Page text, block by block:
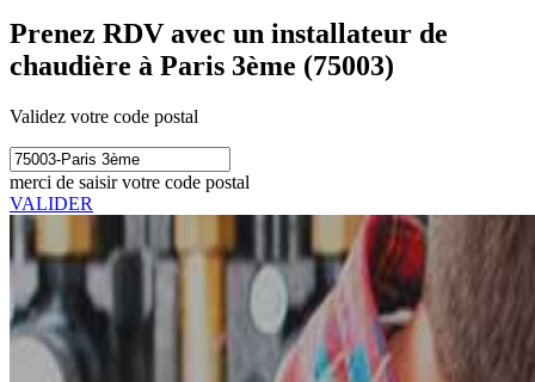
Prenez RDV avec un installateur de
chaudière à Paris 3ème (75003)
Validez votre code postal
merci de saisir votre code postal
VALIDER